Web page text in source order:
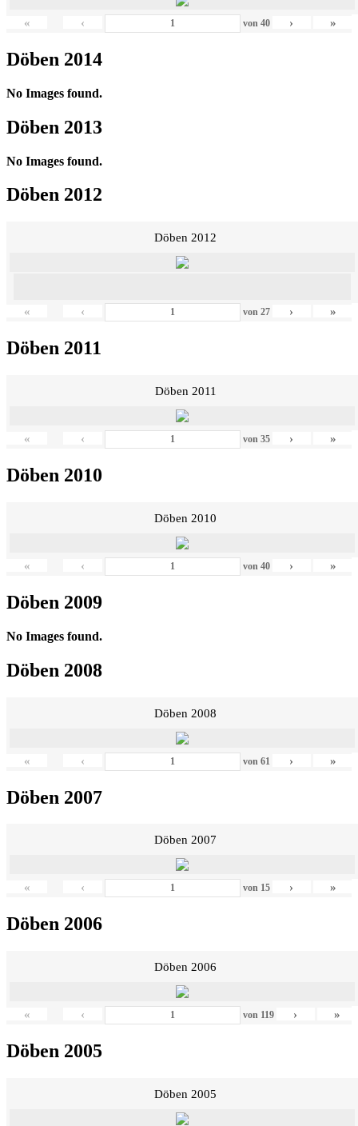
« ‹ von 40 › »
Döben 2014
No Images found.
Döben 2013
No Images found.
Döben 2012
Döben 2012
« ‹ von 27 › »
Döben 2011
Döben 2011
« ‹ von 35 › »
Döben 2010
Döben 2010
« ‹ von 40 › »
Döben 2009
No Images found.
Döben 2008
Döben 2008
« ‹ von 61 › »
Döben 2007
Döben 2007
« ‹ von 15 › »
Döben 2006
Döben 2006
« ‹ von 119 › »
Döben 2005
Döben 2005